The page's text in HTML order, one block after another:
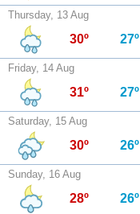
Thursday, 13 Aug
30º 27º
Friday, 14 Aug
31º 27º
Saturday, 15 Aug
30º 26º
Sunday, 16 Aug
28º 26º